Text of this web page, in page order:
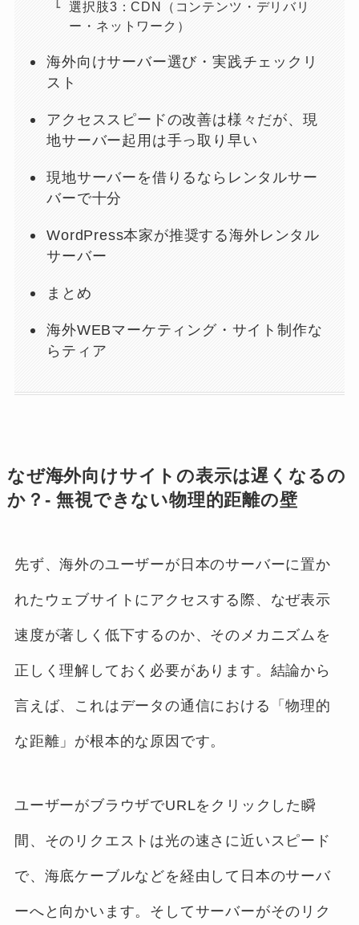
選択肢3：CDN（コンテンツ・デリバリ
ー・ネットワーク）
海外向けサーバー選び・実践チェックリ
スト
アクセススピードの改善は様々だが、現
地サーバー起用は手っ取り早い
現地サーバーを借りるならレンタルサー
バーで十分
WordPress本家が推奨する海外レンタル
サーバー
まとめ
海外WEBマーケティング・サイト制作な
らティア
なぜ海外向けサイトの表示は遅くなるの
か？- 無視できない物理的距離の壁
先ず、海外のユーザーが日本のサーバーに置か
れたウェブサイトにアクセスする際、なぜ表示
速度が著しく低下するのか、そのメカニズムを
正しく理解しておく必要があります。結論から
言えば、これはデータの通信における「物理的
な距離」が根本的な原因です。
ユーザーがブラウザでURLをクリックした瞬
間、そのリクエストは光の速さに近いスピード
で、海底ケーブルなどを経由して日本のサーバ
ーへと向かいます。そしてサーバーがそのリク